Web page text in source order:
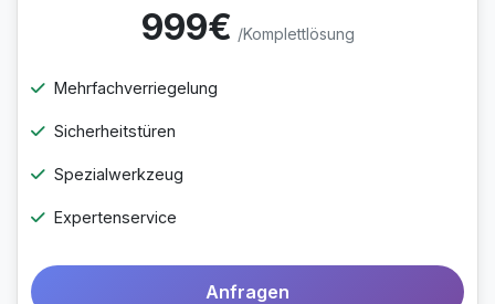
999€ /Komplettlösung
Mehrfachverriegelung
Sicherheitstüren
Spezialwerkzeug
Expertenservice
Anfragen